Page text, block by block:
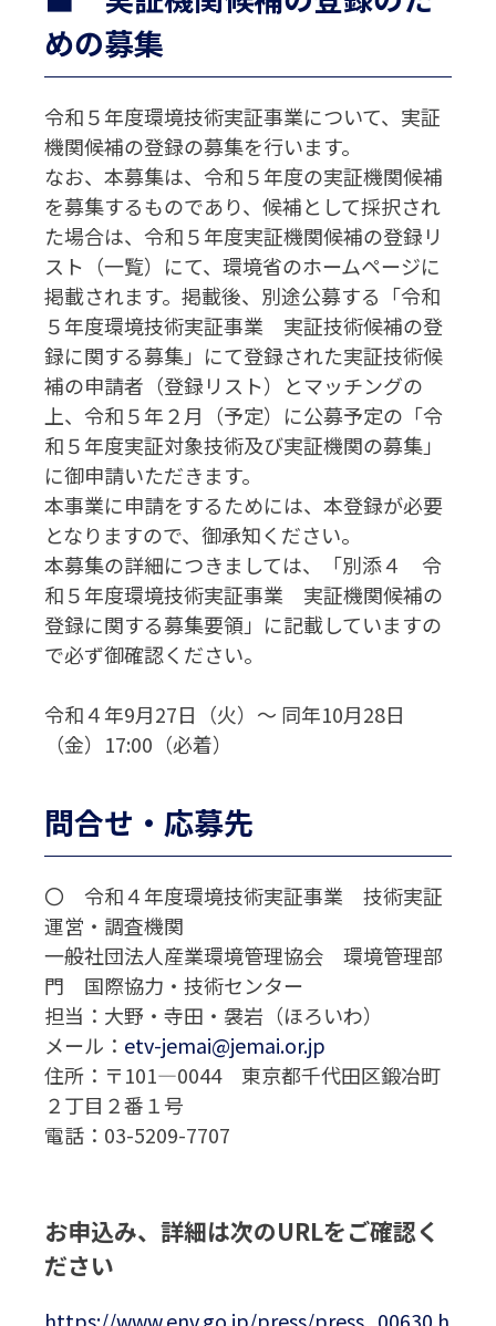
めの募集
令和５年度環境技術実証事業について、実証
機関候補の登録の募集を行います。
なお、本募集は、令和５年度の実証機関候補
を募集するものであり、候補として採択され
た場合は、令和５年度実証機関候補の登録リ
スト（一覧）にて、環境省のホームページに
掲載されます。掲載後、別途公募する「令和
５年度環境技術実証事業 実証技術候補の登
録に関する募集」にて登録された実証技術候
補の申請者（登録リスト）とマッチングの
上、令和５年２月（予定）に公募予定の「令
和５年度実証対象技術及び実証機関の募集」
に御申請いただきます。
本事業に申請をするためには、本登録が必要
となりますので、御承知ください。
本募集の詳細につきましては、「別添４ 令
和５年度環境技術実証事業 実証機関候補の
登録に関する募集要領」に記載していますの
で必ず御確認ください。
令和４年9月27日（火）～ 同年10月28日
（金）17:00（必着）
問合せ・応募先
〇 令和４年度環境技術実証事業 技術実証
運営・調査機関
一般社団法人産業環境管理協会 環境管理部
門 国際協力・技術センター
担当：大野・寺田・袰岩（ほろいわ）
メール： etv-jemai@jemai.or.jp
住所：〒101—0044 東京都千代田区鍛冶町
２丁目２番１号
電話：03-5209-7707
お申込み、詳細は次のURLをご確認く
ださい